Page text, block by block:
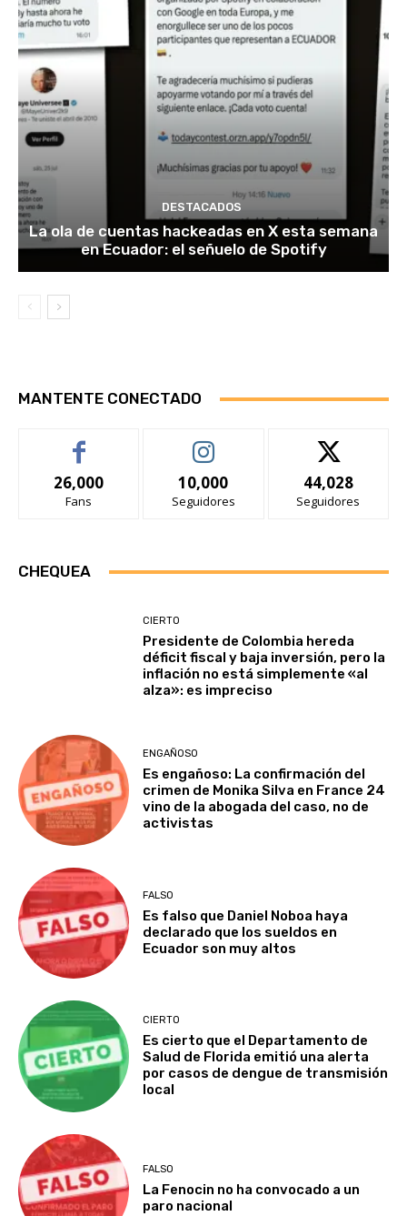
DESTACADOS
La ola de cuentas hackeadas en X esta semana
en Ecuador: el señuelo de Spotify
MANTENTE CONECTADO
26,000
Fans
10,000
Seguidores
44,028
Seguidores
CHEQUEA
CIERTO
Presidente de Colombia hereda
déficit fiscal y baja inversión, pero la
inflación no está simplemente «al
alza»: es impreciso
ENGAÑOSO
Es engañoso: La confirmación del
crimen de Monika Silva en France 24
vino de la abogada del caso, no de
activistas
FALSO
Es falso que Daniel Noboa haya
declarado que los sueldos en
Ecuador son muy altos
CIERTO
Es cierto que el Departamento de
Salud de Florida emitió una alerta
por casos de dengue de transmisión
local
FALSO
La Fenocin no ha convocado a un
paro nacional